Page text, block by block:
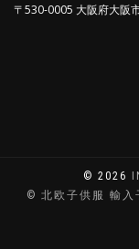
〒530-0005 大阪府大阪
© 2026
© 北欧子供服 輸入